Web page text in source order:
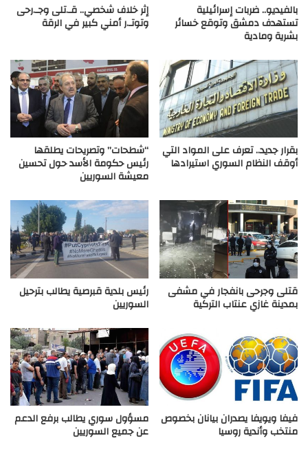
بالفيديو.. ضربات إسرائيلية
تستهدف دمشق وتوقع خسائر
بشرية ومادية
إثر خلاف شخصي.. قـ.تلى وجـ.رحى
وتوتـ.ر أمني كبير في الرقة
بقرار جديد.. تعرف على المواد التي
أوقف النظام السوري استيرادها
“شطحات” وتصريحات يطلقها
رئيس حكومة الأسد حول تحسين
معيشة السوريين
قتلى وجرحى بانفجار في مشفى
بمدينة غازي عنتاب التركية
رئيس بلدية قبرصية يطالب بترحيل
السوريين
فيفا ويويفا يصدران بيانان بخصوص
منتخب وأندية روسيا
مسؤول سوري يطالب برفع الدعم
عن جميع السوريين